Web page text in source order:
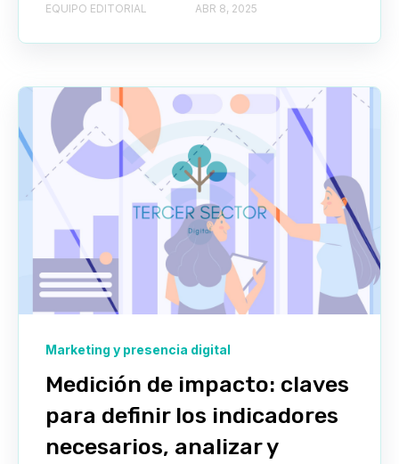
EQUIPO EDITORIAL ABR 8, 2025
Marketing y presencia digital
Medición de impacto: claves
para definir los indicadores
necesarios, analizar y